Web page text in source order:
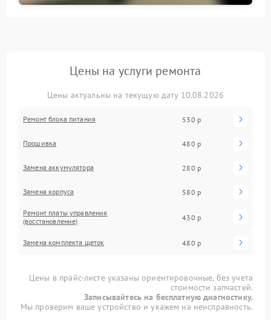
Цены на услуги ремонта
Цены актуальны на текущую дату 10.08.2026
Ремонт блока питания 530 р
Прошивка 480 р
Замена аккумулятора 280 р
Замена корпуса 580 р
Ремонт платы управления
(восстановление)
430 р
Замена комплекта щеток 480 р
Цены в прайс-листе указаны ориентировочные, без учета
стоимости запчастей.
Записывайтесь на бесплатную диагностику.
Мы проверим ваше устройство и укажем на неисправность.